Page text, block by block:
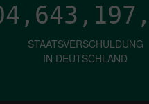
STAATSVERSCHULDUNG
IN DEUTSCHLAND